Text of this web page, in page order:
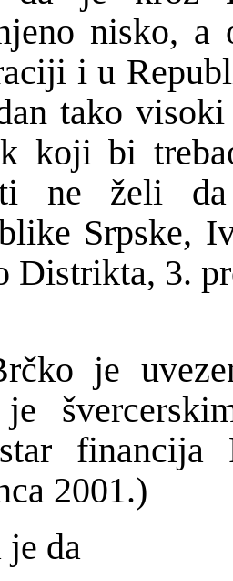
nisko, a
i u
tako
koji bi
ne želi
Srpske,
Distrikta, 3.
čko je
financija
2001.)
da